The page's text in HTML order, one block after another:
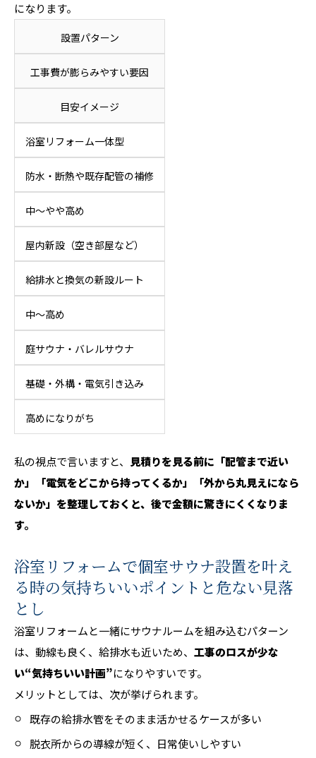
になります。
設置パターン
工事費が膨らみやすい要因
目安イメージ
浴室リフォーム一体型
防水・断熱や既存配管の補修
中〜やや高め
屋内新設（空き部屋など）
給排水と換気の新設ルート
中〜高め
庭サウナ・バレルサウナ
基礎・外構・電気引き込み
高めになりがち
私の視点で言いますと、 見積りを見る前に「配管まで近い
か」「電気をどこから持ってくるか」「外から丸見えになら
ないか」を整理しておくと、後で金額に驚きにくくなりま
す。
浴室リフォームで個室サウナ設置を叶え
る時の気持ちいいポイントと危ない見落
とし
浴室リフォームと一緒にサウナルームを組み込むパターン
は、動線も良く、給排水も近いため、 工事のロスが少な
い“気持ちいい計画”になりやすいです。
メリットとしては、次が挙げられます。
既存の給排水管をそのまま活かせるケースが多い
脱衣所からの導線が短く、日常使いしやすい